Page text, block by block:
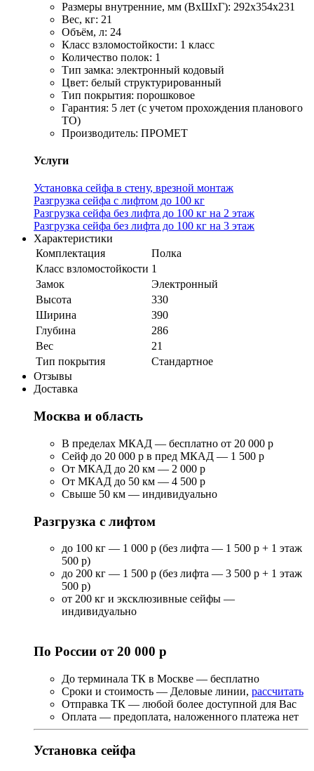
Размеры внутренние, мм (ВхШхГ): 292x354x231
Вес, кг: 21
Объём, л: 24
Класс взломостойкости: 1 класс
Количество полок: 1
Тип замка: электронный кодовый
Цвет: белый структурированный
Тип покрытия: порошковое
Гарантия: 5 лет (с учетом прохождения планового
ТО)
Производитель: ПРОМЕТ
Услуги
Установка сейфа в стену, врезной монтаж
Разгрузка сейфа с лифтом до 100 кг
Разгрузка сейфа без лифта до 100 кг на 2 этаж
Разгрузка сейфа без лифта до 100 кг на 3 этаж
Характеристики
Комплектация
Полка
Класс взломостойкости 1
Замок
Электронный
Высота
330
Ширина
390
Глубина
286
Вес
21
Тип покрытия
Стандартное
Отзывы
Доставка
Москва и область
В пределах МКАД — бесплатно от 20 000 р
Сейф до 20 000 р в пред МКАД — 1 500 р
От МКАД до 20 км — 2 000 р
От МКАД до 50 км — 4 500 р
Свыше 50 км — индивидуально
Разгрузка с лифтом
до 100 кг — 1 000 р (без лифта — 1 500 р + 1 этаж
500 р)
до 200 кг — 1 500 р (без лифта — 3 500 р + 1 этаж
500 р)
от 200 кг и эксклюзивные сейфы —
индивидуально
По России от 20 000 р
До терминала ТК в Москве — бесплатно
Сроки и стоимость — Деловые линии, рассчитать
Отправка ТК — любой более доступной для Вас
Оплата — предоплата, наложенного платежа нет
Установка сейфа